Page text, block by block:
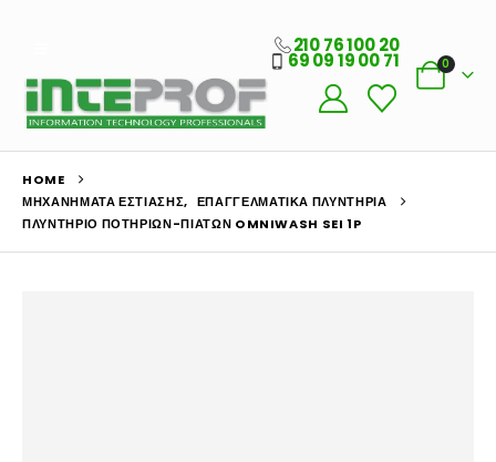
210 76 100 20
69 09 19 00 71 0
HOME
ΜΗΧΑΝΉΜΑΤΑ ΕΣΤΊΑΣΗΣ, ΕΠΑΓΓΕΛΜΑΤΙΚΆ ΠΛΥΝΤΉΡΙΑ
ΠΛΥΝΤΉΡΙΟ ΠΟΤΗΡΙΏΝ-ΠΙΆΤΩΝ OMNIWASH SEI 1P